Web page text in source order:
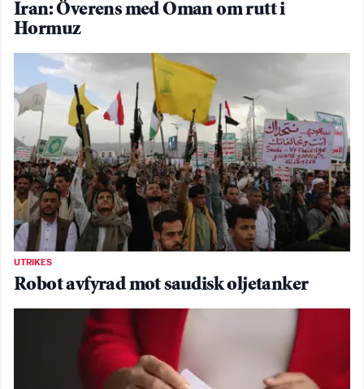
Iran: Överens med Oman om rutt i
Hormuz
UTRIKES
Robot avfyrad mot saudisk oljetanker